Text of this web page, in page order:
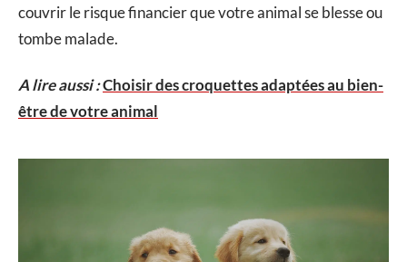
couvrir le risque financier que votre animal se blesse ou
tombe malade.
A lire aussi :Choisir des croquettes adaptées au bien-
être de votre animal